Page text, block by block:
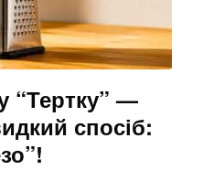
“Тертку” —
спосіб: